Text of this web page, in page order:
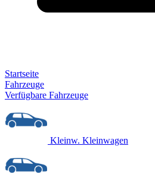
Startseite
Fahrzeuge
Verfügbare Fahrzeuge
Kleinw. Kleinwagen